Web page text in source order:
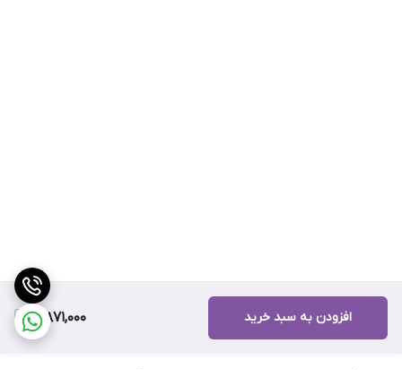
10,871,000 افزودن به سبد خرید